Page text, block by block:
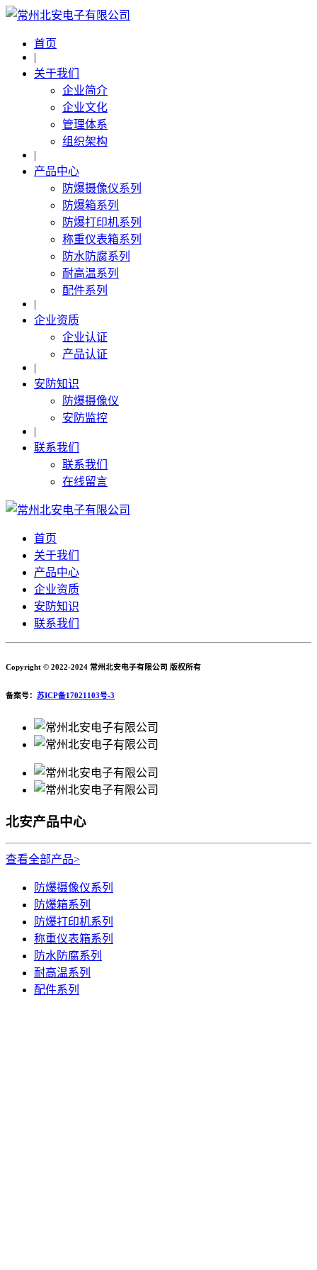
首页
|
关于我们
企业简介
企业文化
管理体系
组织架构
|
产品中心
防爆摄像仪系列
防爆箱系列
防爆打印机系列
称重仪表箱系列
防水防腐系列
耐高温系列
配件系列
|
企业资质
企业认证
产品认证
|
安防知识
防爆摄像仪
安防监控
|
联系我们
联系我们
在线留言
首页
关于我们
产品中心
企业资质
安防知识
联系我们
Copyright © 2022-2024 常州北安电子有限公司 版权所有
备案号： 苏ICP备17021103号-3
北安产品中心
查看全部产品>
防爆摄像仪系列
防爆箱系列
防爆打印机系列
称重仪表箱系列
防水防腐系列
耐高温系列
配件系列